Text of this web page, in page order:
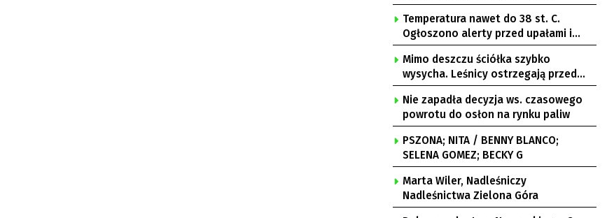
Temperatura nawet do 38 st. C.
Ogłoszono alerty przed upałami i
burzami
Mimo deszczu ściółka szybko
wysycha. Leśnicy ostrzegają przed
pożarami
Nie zapadła decyzja ws. czasowego
powrotu do osłon na rynku paliw
PSZONA; NITA / BENNY BLANCO;
SELENA GOMEZ; BECKY G
Marta Wiler, Nadleśniczy
Nadleśnictwa Zielona Góra